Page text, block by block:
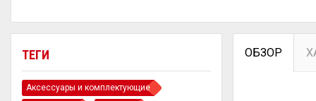
ТЕГИ
Аксессуары и комплектующие
ОБЗОР